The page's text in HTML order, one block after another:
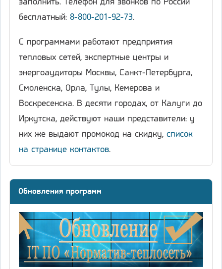
заполнить. Телефон для звонков по России
бесплатный: 8-800-201-92-73.
С программами работают предприятия
тепловых сетей, экспертные центры и
энергоаудиторы Москвы, Санкт-Петербурга,
Смоленска, Орла, Тулы, Кемерова и
Воскресенска. В десяти городах, от Калуги до
Иркутска, действуют наши представители: у
них же выдают промокод на скидку, список
на странице контактов.
Обновления программ